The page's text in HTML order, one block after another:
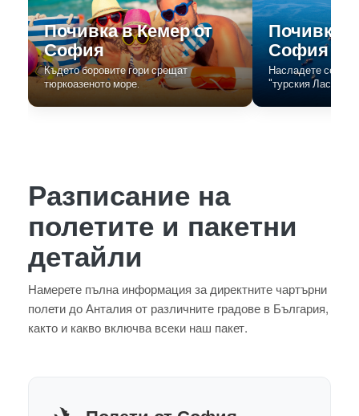
Почивка в Кемер от
София
Където боровите гори срещат
тюркоазеното море.
Почивка
София
Насладете се на
"турския Лас
Разписание на
полетите и пакетни
детайли
Намерете пълна информация за директните чартърни
полети до Анталия от различните градове в България,
както и какво включва всеки наш пакет.